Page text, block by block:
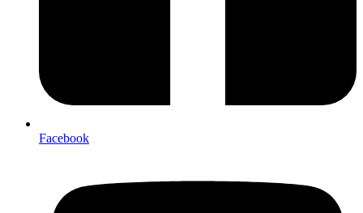
Facebook